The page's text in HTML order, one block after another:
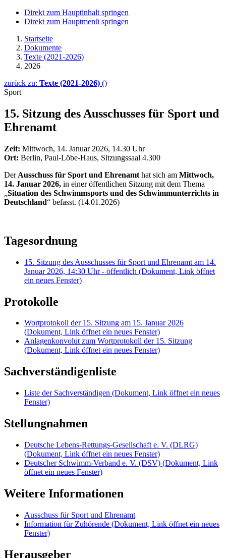
Direkt zum Hauptinhalt springen
Direkt zum Hauptmenü springen
Startseite
Dokumente
Texte (2021-2026)
2026
zurück zu: Texte (2021-2026) ()
Sport
15. Sitzung des Ausschusses für Sport und
Ehrenamt
Zeit: Mittwoch, 14. Januar 2026, 14.30 Uhr
Ort: Berlin, Paul-Löbe-Haus, Sitzungssaal 4.300
DerAusschuss für Sport und Ehrenamt hat sich am Mittwoch,
14. Januar 2026, in einer öffentlichen Sitzung mit dem Thema
„Situation des Schwimmsports und des Schwimmunterrichts in
Deutschland“ befasst. (14.01.2026)
Tagesordnung
15. Sitzung des Ausschusses für Sport und Ehrenamt am 14.
Januar 2026, 14:30 Uhr - öffentlich (Dokument, Link öffnet
ein neues Fenster)
Protokolle
Wortprotokoll der 15. Sitzung am 15. Januar 2026
(Dokument, Link öffnet ein neues Fenster)
Anlagenkonvolut zum Wortprotokoll der 15. Sitzung
(Dokument, Link öffnet ein neues Fenster)
Sachverständigenliste
Liste der Sachverständigen (Dokument, Link öffnet ein neues
Fenster)
Stellungnahmen
Deutsche Lebens-Rettungs-Gesellschaft e. V. (DLRG)
(Dokument, Link öffnet ein neues Fenster)
Deutscher Schwimm-Verband e. V. (DSV) (Dokument, Link
öffnet ein neues Fenster)
Weitere Informationen
Ausschuss für Sport und Ehrenamt
Information für Zuhörende (Dokument, Link öffnet ein neues
Fenster)
Herausgeber